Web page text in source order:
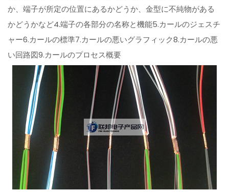
か、端子が所定の位置にあるかどうか、金型に不純物がある
かどうかなど4.端子の各部分の名称と機能5.カールのジェスチ
ャー6.カールの標準7.カールの悪いグラフィック8.カールの悪
い回路図9.カールのプロセス概要